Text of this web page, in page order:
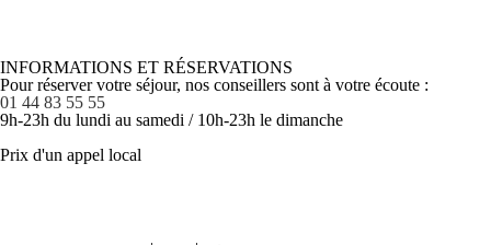
INFORMATIONS ET RÉSERVATIONS
Pour réserver votre séjour, nos conseillers sont à votre écoute :
01 44 83 55 55
9h-23h du lundi au samedi / 10h-23h le dimanche
Prix d'un appel local